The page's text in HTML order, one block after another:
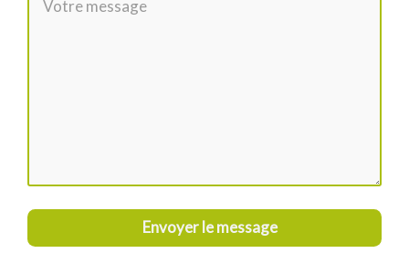
Envoyer le message